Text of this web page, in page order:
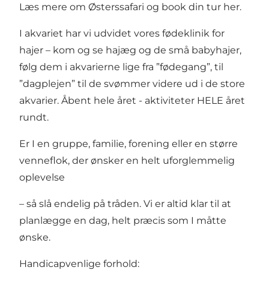
Læs mere om Østerssafari og book din tur her.
I akvariet har vi udvidet vores fødeklinik for
hajer – kom og se hajæg og de små babyhajer,
følg dem i akvarierne lige fra ”fødegang”, til
”dagplejen” til de svømmer videre ud i de store
akvarier. Åbent hele året - aktiviteter HELE året
rundt.
Er I en gruppe, familie, forening eller en større
venneflok, der ønsker en helt uforglemmelig
oplevelse
– så slå endelig på tråden. Vi er altid klar til at
planlægge en dag, helt præcis som I måtte
ønske.
Handicapvenlige forhold: